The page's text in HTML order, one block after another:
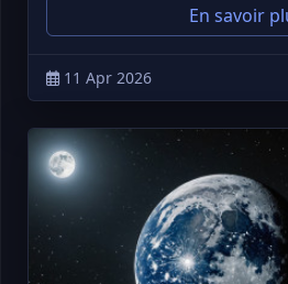
En savoir
11 Apr 2026